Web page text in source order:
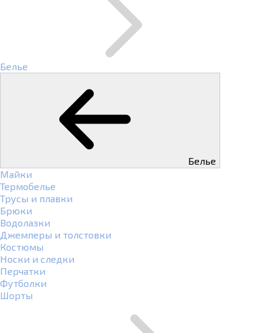
Белье
Белье
Майки
Термобелье
Трусы и плавки
Брюки
Водолазки
Джемперы и толстовки
Костюмы
Носки и следки
Перчатки
Футболки
Шорты